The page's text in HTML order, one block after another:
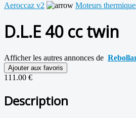
Aeroccaz v2
Moteurs
D.L.E 40 cc twin
Afficher les autres annonces de
Ajouter aux favoris
111.00 €
Description